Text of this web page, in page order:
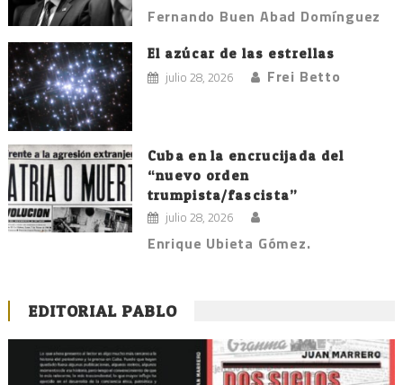
Fernando Buen Abad Domínguez
El azúcar de las estrellas
julio 28, 2026 Frei Betto
Cuba en la encrucijada del
“nuevo orden
trumpista/fascista”
julio 28, 2026
Enrique Ubieta Gómez.
EDITORIAL PABLO